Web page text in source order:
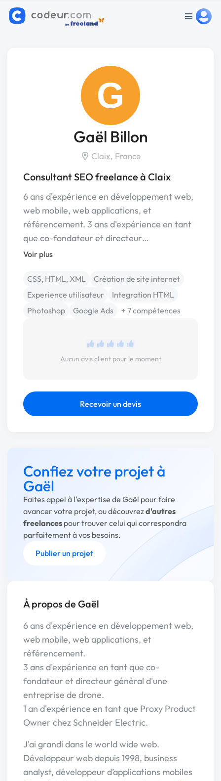
G
Gaël Billon
Claix, France
Consultant SEO freelance à Claix
6 ans d'expérience en développement web,
web mobile, web applications, et
référencement. 3 ans d'expérience en tant
que co-fondateur et directeur…
Voir plus
CSS, HTML, XML
Création de site internet
Experience utilisateur
Integration HTML
Photoshop
Google Ads + 7 compétences
Aucun avis client pour le moment
Recevoir un devis
Confiez votre projet à
Gaël
Faites appel à l'expertise de Gaël pour faire
avancer votre projet, ou découvrezd'autres
freelances pour trouver celui qui correspondra
parfaitement à vos besoins.
Publier un projet
À propos de Gaël
6 ans d'expérience en développement web,
web mobile, web applications, et
référencement.
3 ans d'expérience en tant que co-
fondateur et directeur général d'une
entreprise de drone.
1 an d'expérience en tant que Proxy Product
Owner chez Schneider Electric.
J'ai grandi dans le world wide web.
Développeur web depuis 1998, business
analyst, développeur d’applications mobiles